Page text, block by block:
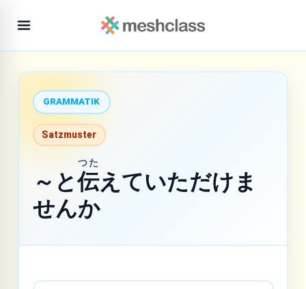
GRAMMATIK
Satzmuster
～と伝
つた
えていただけま
せんか